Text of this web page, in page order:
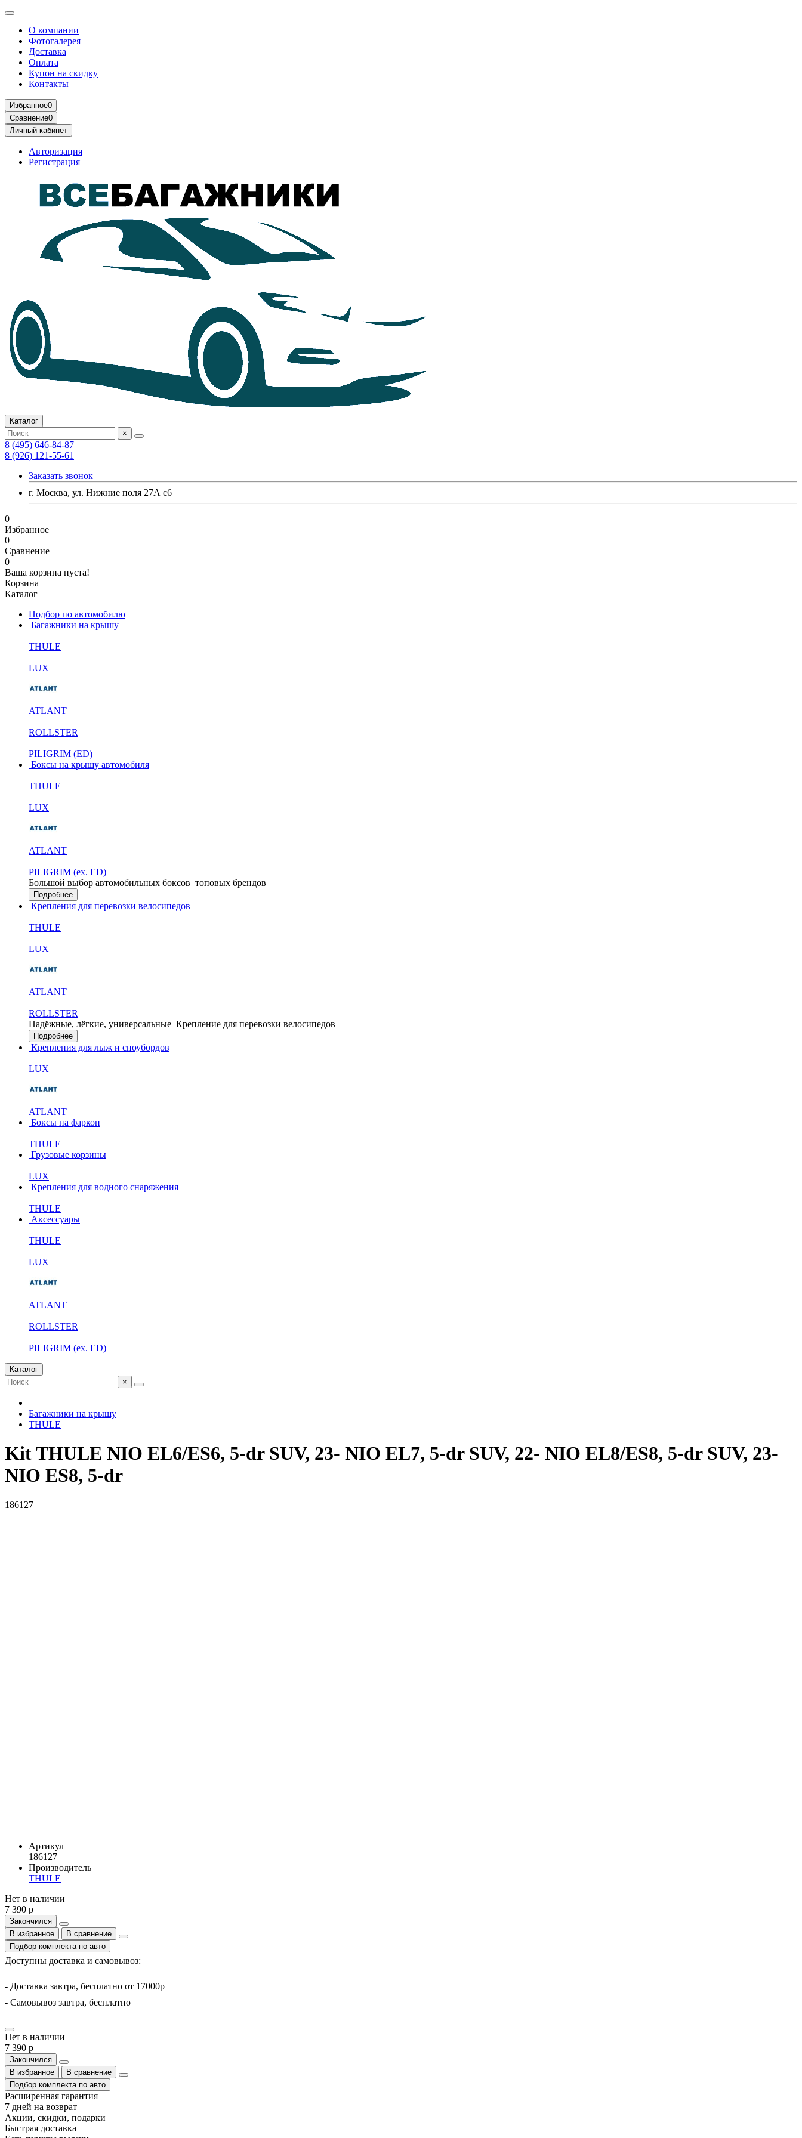
О компании
Фотогалерея
Доставка
Оплата
Купон на скидку
Контакты
Избранное0
Сравнение0
Личный кабинет
Авторизация
Регистрация
Каталог
×
8 (495) 646-84-87
8 (926) 121-55-61
Заказать звонок
г. Москва, ул. Нижние поля 27А с6
0
Избранное
0
Сравнение
0
Ваша корзина пуста!
Корзина
Каталог
Подбор по автомобилю
Багажники на крышу
THULE
LUX
ATLANT
ROLLSTER
PILIGRIM (ED)
Боксы на крышу автомобиля
THULE
LUX
ATLANT
PILIGRIM (ex. ED)
Большой выбор автомобильных боксов топовых брендов
Подробнее
Крепления для перевозки велосипедов
THULE
LUX
ATLANT
ROLLSTER
Надёжные, лёгкие, универсальные Крепление для перевозки велосипедов
Подробнее
Крепления для лыж и сноубордов
LUX
ATLANT
Боксы на фаркоп
THULE
Грузовые корзины
LUX
Крепления для водного снаряжения
THULE
Аксессуары
THULE
LUX
ATLANT
ROLLSTER
PILIGRIM (ex. ED)
Каталог
×
Багажники на крышу
THULE
Kit THULE NIO EL6/ES6, 5-dr SUV, 23- NIO EL7, 5-dr SUV, 22- NIO EL8/ES8, 5-dr SUV, 23-
NIO ES8, 5-dr
186127
Артикул
186127
Производитель
THULE
Нет в наличии
7 390 р
Закончился
В избранное
В сравнение
Подбор комплекта по авто
Доступны доставка и самовывоз:
- Доставка завтра, бесплатно от 17000р
- Самовывоз завтра, бесплатно
Нет в наличии
7 390 р
Закончился
В избранное
В сравнение
Подбор комплекта по авто
Расширенная гарантия
7 дней на возврат
Акции, скидки, подарки
Быстрая доставка